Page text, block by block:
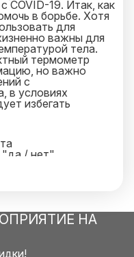
COVID-19. Итак, как
в борьбе. Хотя
для
важны для
тела.
термометр
но важно
с
в условиях
избегать
"да / нет"
тела
получения
вблизи, тогда как
на штативы
контролировать
НА